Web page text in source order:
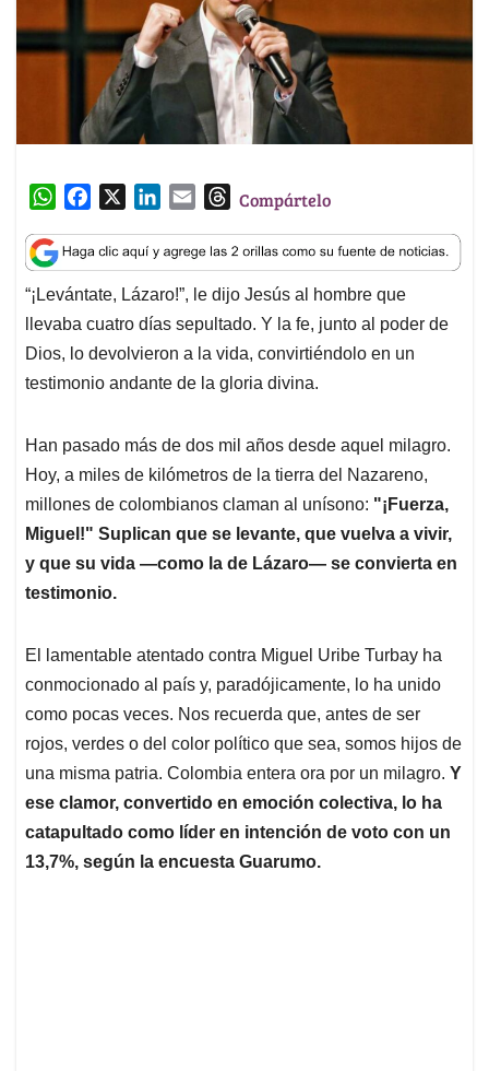
W
a
t
s
A
p
p
c
e
b
o
o
k
n
k
e
d
I
n
a
i
l
T
r
e
a
d
s
Compártelo
“¡Levántate, Lázaro!”, le dijo Jesús al hombre que
llevaba cuatro días sepultado. Y la fe, junto al poder de
Dios, lo devolvieron a la vida, convirtiéndolo en un
testimonio andante de la gloria divina.
Han pasado más de dos mil años desde aquel milagro.
Hoy, a miles de kilómetros de la tierra del Nazareno,
millones de colombianos claman al unísono: "¡Fuerza,
Miguel!" Suplican que se levante, que vuelva a vivir,
y que su vida —como la de Lázaro— se convierta en
testimonio.
El lamentable atentado contra Miguel Uribe Turbay ha
conmocionado al país y, paradójicamente, lo ha unido
como pocas veces. Nos recuerda que, antes de ser
rojos, verdes o del color político que sea, somos hijos de
una misma patria. Colombia entera ora por un milagro. Y
ese clamor, convertido en emoción colectiva, lo ha
catapultado como líder en intención de voto con un
13,7%, según la encuesta Guarumo.